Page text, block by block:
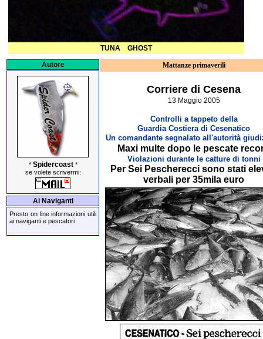
Autore
* Spidercoast*
se volete scrivermi:
Ai Naviganti
Presto on line informazioni utili
ai naviganti e pescatori
Mattanze primaverili
Corriere di Cesena
13 Maggio 2005
Controlli a tappeto della
Guardia Costiera di Cesenatico
Un comandante segnalato all'autorità
Maxi multe dopo le pescate
Violazioni durante le catture di tonni
Per Sei Pescherecci sono stati
verbali per 35mila euro
TUNA GHOST